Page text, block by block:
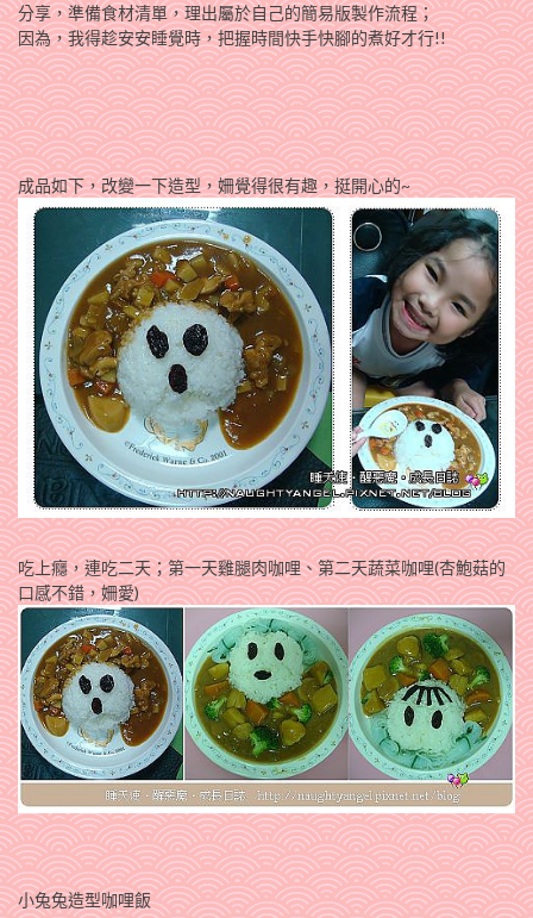
分享，準備食材清單，理出屬於自己的簡易版製作流程；
因為，我得趁安安睡覺時，把握時間快手快腳的煮好才行!!
成品如下，改變一下造型，姍覺得很有趣，挺開心的~
吃上癮，連吃二天；第一天雞腿肉咖哩、第二天蔬菜咖哩(杏鮑菇的
口感不錯，姍愛)
小兔兔造型咖哩飯